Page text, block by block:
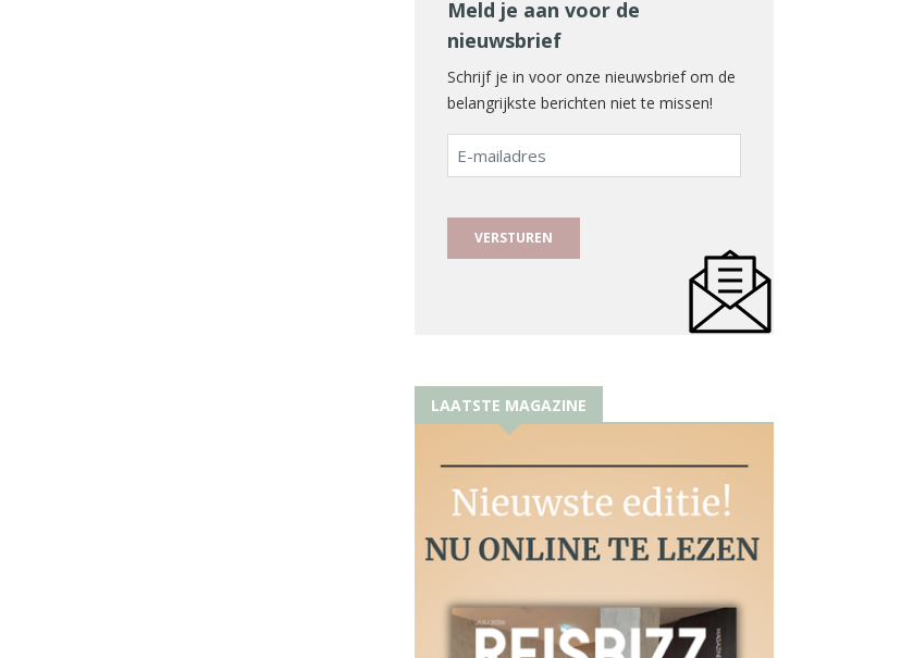
Meld je aan voor de
nieuwsbrief
Schrijf je in voor onze nieuwsbrief om de
belangrijkste berichten niet te missen!
E-
mailadres
LAATSTE MAGAZINE